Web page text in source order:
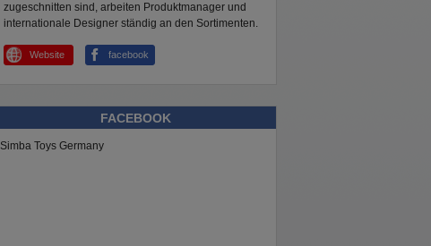
zugeschnitten sind, arbeiten Produktmanager und
internationale Designer ständig an den Sortimenten.
Website facebook
FACEBOOK
Simba Toys Germany